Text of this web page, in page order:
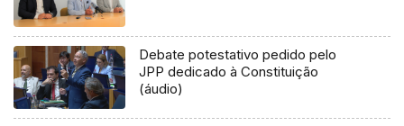
Debate potestativo pedido pelo
JPP dedicado à Constituição
(áudio)